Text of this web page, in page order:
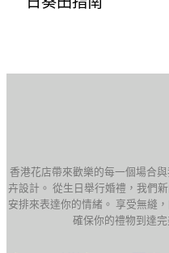
香港花店帶來歡樂的每一個場合
卉設計。 從生日舉行婚禮，我們
安排來表達你的情緒。 享受無縫
確保你的禮物到達完